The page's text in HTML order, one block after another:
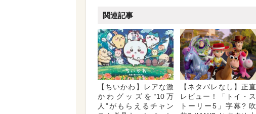
関連記事
【ちいかわ】レアな激
かわグッズを“10万
人”がもらえるチャン
【ネタバレなし】正直
レビュー！「トイ・ス
トーリー5」字幕? 吹